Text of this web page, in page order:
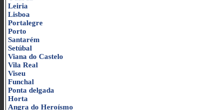
Leiria
Lisboa
Portalegre
Porto
Santarém
Setúbal
Viana do Castelo
Vila Real
Viseu
Funchal
Ponta delgada
Horta
Angra do Heroísmo